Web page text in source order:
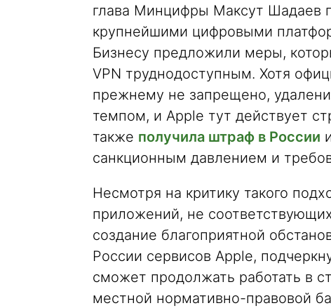
глава Минцифры Максут Шадаев
крупнейшими цифровыми
Бизнесу предложили меры,
VPN труднодоступным. Хотя
прежнему не запрещено,
темпом, и Apple тут действует
также получила штраф в России
санкционным давлением и
Несмотря на критику такого
приложений, не
создание благоприятной
России сервисов Apple,
сможет продолжать работать в
местной нормативно-правовой